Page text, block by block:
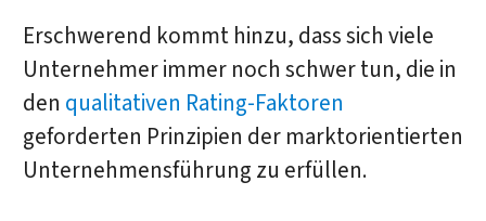
Erschwerend kommt hinzu, dass sich viele
Unternehmer immer noch schwer tun, die in
den qualitativen Rating-Faktoren
geforderten Prinzipien der marktorientierten
Unternehmensführung zu erfüllen.